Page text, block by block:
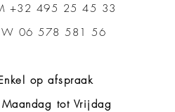
+32 495 25 45 33
06 578 581 56
op afspraak
Maandag tot Vrijdag